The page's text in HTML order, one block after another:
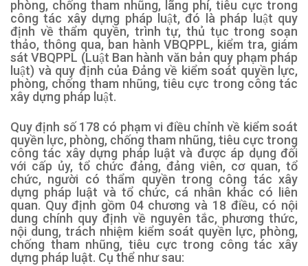
phòng, chống tham nhũng, lãng phí, tiêu cực trong
công tác xây dựng pháp luật, đó là pháp luật quy
định về thẩm quyền, trình tự, thủ tục trong soạn
thảo, thông qua, ban hành VBQPPL, kiểm tra, giám
sát VBQPPL (Luật Ban hành văn bản quy phạm pháp
luật) và quy định của Đảng về kiểm soát quyền lực,
phòng, chống tham nhũng, tiêu cực trong công tác
xây dựng pháp luật.
Quy định số 178 có phạm vi điều chỉnh về kiểm soát
quyền lực, phòng, chống tham nhũng, tiêu cực trong
công tác xây dựng pháp luật và được áp dụng đối
với cấp ủy, tổ chức đảng, đảng viên, cơ quan, tổ
chức, người có thẩm quyền trong công tác xây
dựng pháp luật và tổ chức, cá nhân khác có liên
quan. Quy định gồm 04 chương và 18 điều, có nội
dung chính quy định về nguyên tắc, phương thức,
nội dung, trách nhiệm kiểm soát quyền lực, phòng,
chống tham nhũng, tiêu cực trong công tác xây
dựng pháp luật. Cụ thể như sau: